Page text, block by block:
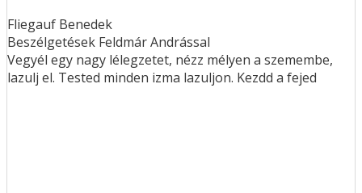
Fliegauf Benedek
Beszélgetések Feldmár Andrással
Vegyél egy nagy lélegzetet, nézz mélyen a szemembe,
lazulj el. Tested minden izma lazuljon. Kezdd a fejed